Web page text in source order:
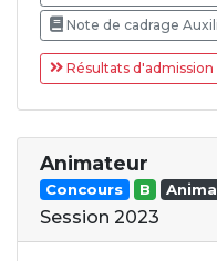
Note de cadrage
Résultats d'admission
Animateur
Concours B
Session 2023